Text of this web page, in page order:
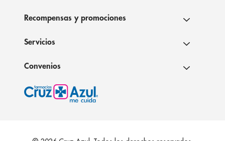
Recompensas y promociones
Servicios
Convenios